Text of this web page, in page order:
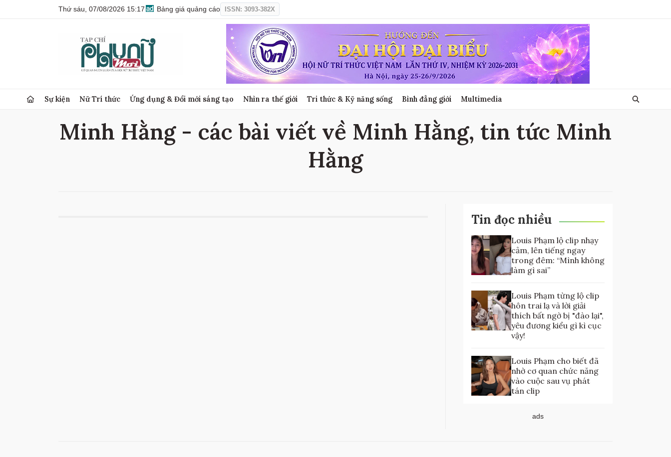
Thứ sáu, 07/08/2026 15:17 Bảng giá quảng cáo ISSN: 3093-382X
Sự kiện Nữ Trí thức Ứng dụng & Đổi mới sáng tạo Nhìn ra thế giới Tri thức & Kỹ năng sống Bình đẳng giới Multimedia
Minh Hằng - các bài viết về Minh Hằng, tin tức Minh
Hằng
Tin đọc nhiều
Louis Phạm lộ clip nhạy
cảm, lên tiếng ngay
trong đêm: “Mình không
làm gì sai”
Louis Phạm từng lộ clip
hôn trai lạ và lời giải
thích bất ngờ bị "đào lại",
yêu đương kiểu gì kì cục
vậy!
Louis Phạm cho biết đã
nhờ cơ quan chức năng
vào cuộc sau vụ phát
tán clip
ads